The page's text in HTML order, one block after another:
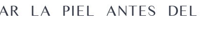
LA PIEL ANTES DEL